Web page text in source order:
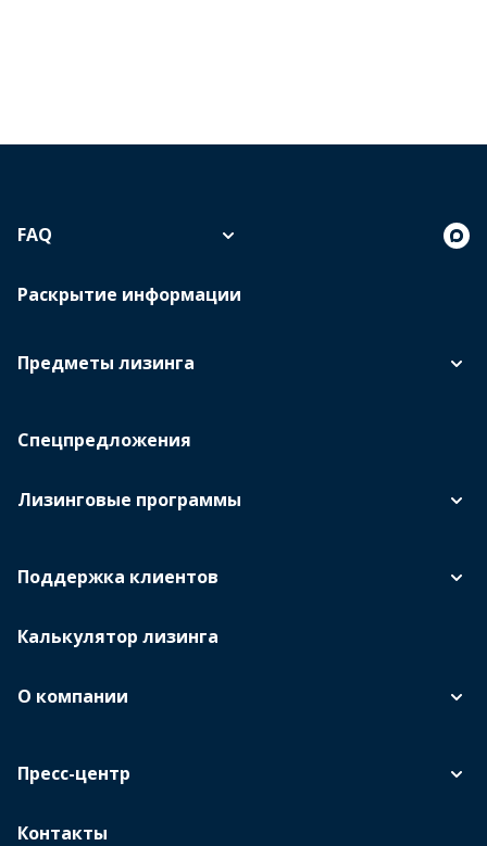
Предметы лизинга
Спецпредложения
Лизинговые программы
Поддержка клиентов
Калькулятор лизинга
О компании
Пресс-центр
Контакты
FAQ
Раскрытие информации